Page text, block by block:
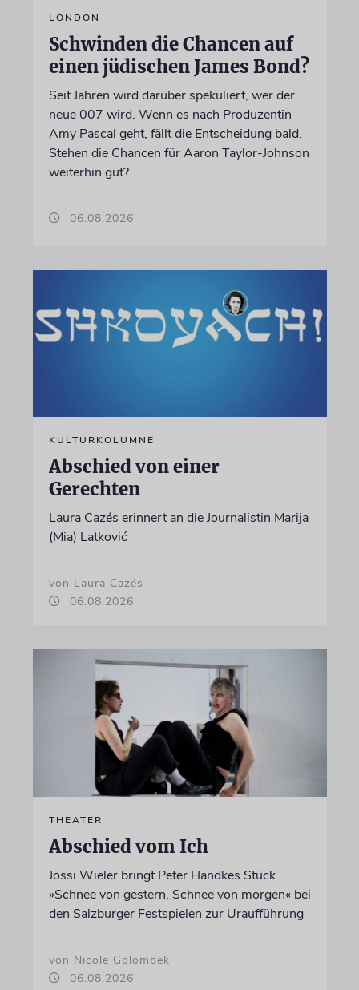
LONDON
Schwinden die Chancen auf
einen jüdischen James Bond?
Seit Jahren wird darüber spekuliert, wer der
neue 007 wird. Wenn es nach Produzentin
Amy Pascal geht, fällt die Entscheidung bald.
Stehen die Chancen für Aaron Taylor-Johnson
weiterhin gut?
06.08.2026
KULTURKOLUMNE
Abschied von einer
Gerechten
Laura Cazés erinnert an die Journalistin Marija
(Mia) Latković
von Laura Cazés
06.08.2026
THEATER
Abschied vom Ich
Jossi Wieler bringt Peter Handkes Stück
»Schnee von gestern, Schnee von morgen« bei
den Salzburger Festspielen zur Uraufführung
von Nicole Golombek
06.08.2026